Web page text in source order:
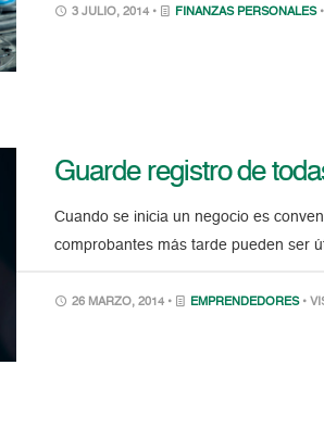
3 JULIO, 2014 • FINANZAS PERSONALES
Guarde registro de
Cuando se inicia un negocio es
comprobantes más tarde pueden ser
26 MARZO, 2014 • EMPRENDEDORES •